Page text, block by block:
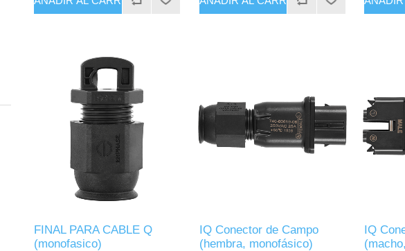
FINAL PARA CABLE Q
(monofasico)
IQ Conector de Campo
(hembra, monofásico)
IQ